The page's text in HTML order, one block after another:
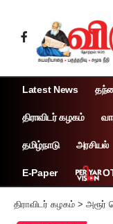
Latest News
திராவிடர் கழகம்
தமிழ்நாடு அரசியல்
E-Paper
திராவிடர் கழகம் > அரூர்